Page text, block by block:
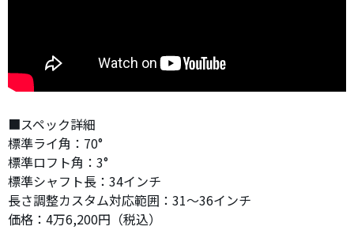
■スペック詳細
標準ライ角：70°
標準ロフト角：3°
標準シャフト長：34インチ
長さ調整カスタム対応範囲：31〜36インチ
価格：4万6,200円（税込）